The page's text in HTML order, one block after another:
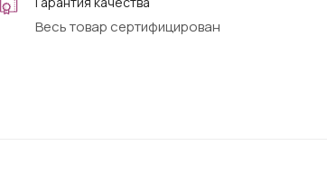
Весь товар сертифицирован